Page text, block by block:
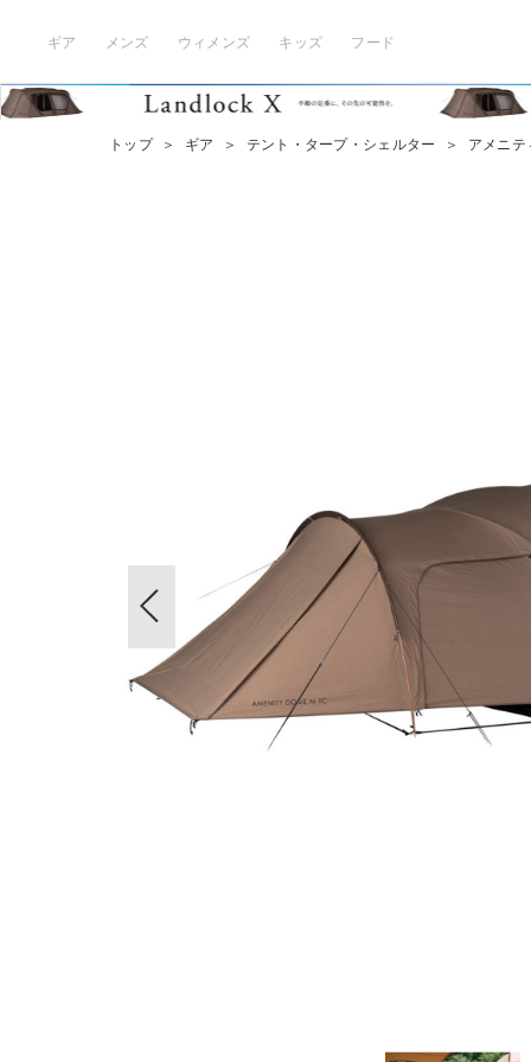
ギア メンズ ウィメンズ キッズ フード
トップ ＞ ギア ＞ テント・タープ・シェルター ＞ アメニテ